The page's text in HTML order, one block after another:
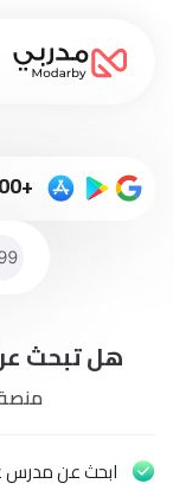
الاّن
أونلاين
+2500
هل تبحث
ابحث عن مدرس